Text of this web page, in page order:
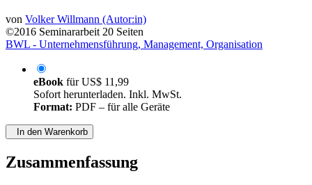
von Volker Willmann (Autor:in)
©2016 Seminararbeit 20 Seiten
BWL - Unternehmensführung, Management, Organisation
eBook fürUS$ 11,99
Sofort herunterladen. Inkl. MwSt.
Format: PDF – für alle Geräte
In den Warenkorb
Zusammenfassung